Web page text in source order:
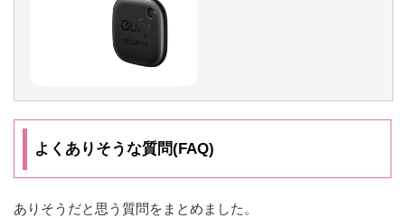
よくありそうな質問(FAQ)
ありそうだと思う質問をまとめました。